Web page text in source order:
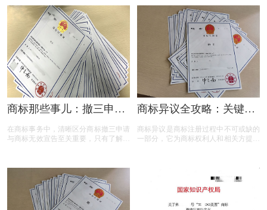
三申请并非随意之举，申请人需要了解
相关要求、目的、法律依据以及可能面
临的失败原因。本文将为您详细解读撤
三申请的要点，帮助您在提出申请时更
加得心应手。
商标那些事儿：撤三申请
在商标事务中，清晰区分商标撤三申请
与商标无效宣告至关重要，只有了解它
上内容能帮助大家更好地理解这两个概
念，从而在商标相关事务中避免不必要
的损失和麻烦。
商标异议全攻略：关键问
商标异议是商标注册过程中不可或缺的
一部分，它为商标权利人和相关方提供
标准，从常见问题到成功率分析，全方
位解读商标异议的关键要点。无论您是
商标申请人还是潜在的异议人，本文都
将为您提供实用的参考和建议，助您在
商标保护的道路上更加得心应手。